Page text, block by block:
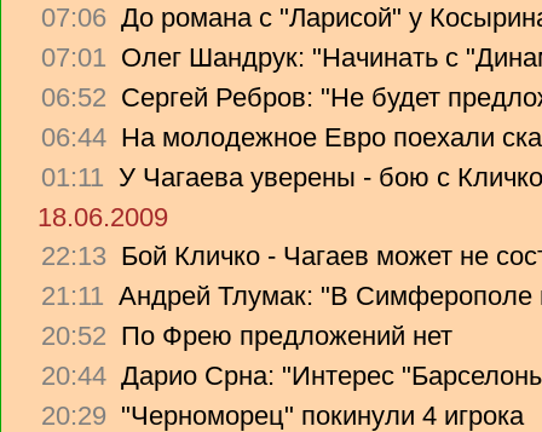
07:06 До романа с "Ларисой" у
07:01 Олег Шандрук: "Начинать с
06:52 Сергей Ребров: "Не будет
06:44 На молодежное Евро поехали
01:11 У Чагаева уверены - бою с
18.06.2009
22:13 Бой Кличко - Чагаев может не
21:11 Андрей Тлумак: "В Симферополе
20:52 По Фрею предложений нет
20:44 Дарио Срна: "Интерес
20:29 "Черноморец" покинули 4 игрока